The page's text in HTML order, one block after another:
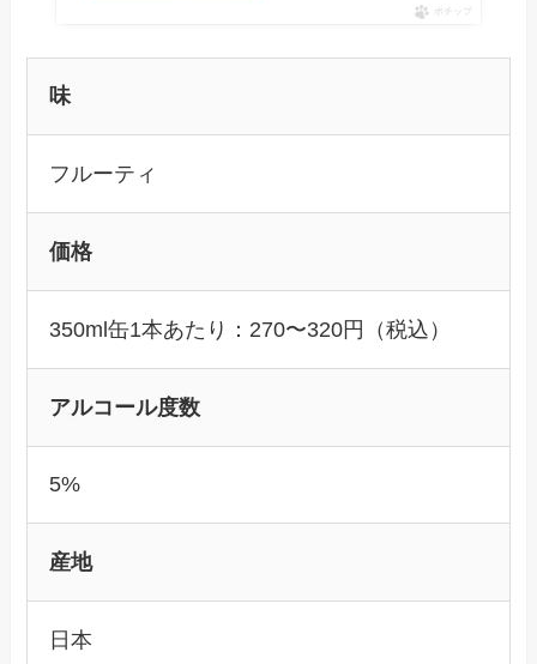
ポチップ
味
フルーティ
価格
350ml缶1本あたり：270〜320円（税込）
アルコール度数
5%
産地
日本